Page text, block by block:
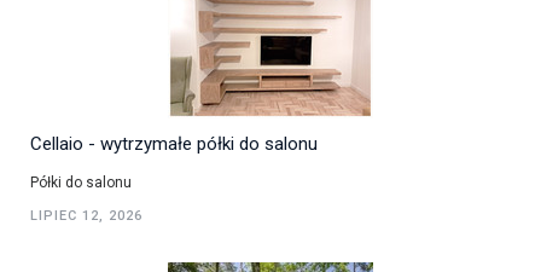
Cellaio - wytrzymałe półki do salonu
Półki do salonu
LIPIEC 12, 2026